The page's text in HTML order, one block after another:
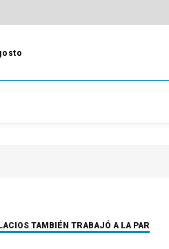
TAMBIÉN TRABAJÓ A LA PAR